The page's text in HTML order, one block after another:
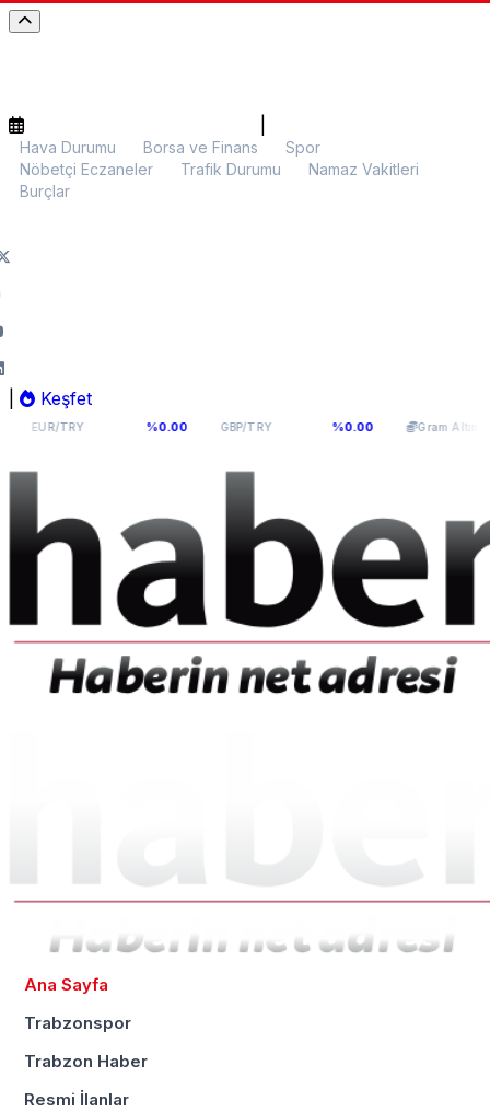
Hava Durumu Borsa ve Finans
Spor
Nöbetçi Eczaneler
Trafik Durumu
Namaz Vakitleri
Burçlar
Keşfet
%0.00 GBP/TRY64,2936 %0.00 Gram Altın 6.107,34
Ana Sayfa
Trabzonspor
Trabzon Haber
Resmi İlanlar